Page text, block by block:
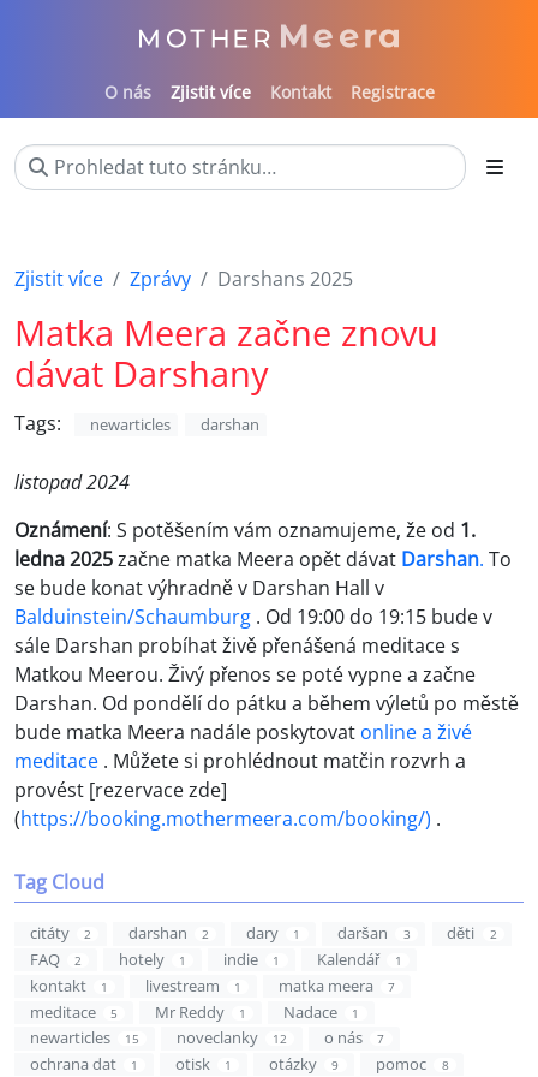
O nás Zjistit více Kontakt Registrace
Zjistit více Zprávy Darshans 2025
Matka Meera začne znovu
dávat Darshany
Tags: newarticles darshan
listopad 2024
Oznámení: S potěšením vám oznamujeme, že od 1.
ledna 2025začne matka Meera opět dávat Darshan. To
se bude konat výhradně v Darshan Hall v
Balduinstein/Schaumburg . Od 19:00 do 19:15 bude v
sále Darshan probíhat živě přenášená meditace s
Matkou Meerou. Živý přenos se poté vypne a začne
Darshan. Od pondělí do pátku a během výletů po městě
bude matka Meera nadále poskytovat online a živé
meditace . Můžete si prohlédnout matčin rozvrh a
provést [rezervace zde]
(https://booking.mothermeera.com/booking/) .
Tag Cloud
citáty 2 darshan 2 dary 1 daršan 3 děti 2
FAQ 2 hotely 1 indie 1 Kalendář 1
kontakt 1 livestream 1 matka meera 7
meditace 5 Mr Reddy 1 Nadace 1
newarticles 15 noveclanky 12 o nás 7
ochrana dat 1 otisk 1 otázky 9 pomoc 8